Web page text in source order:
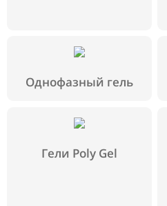
Однофазный гель
Гели Poly Gel